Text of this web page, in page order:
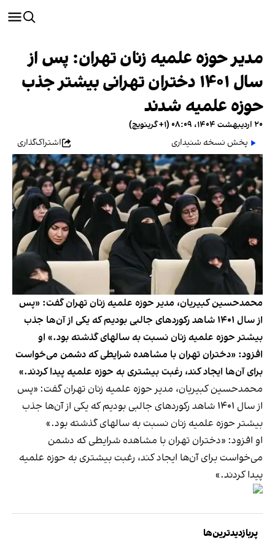
مدیر حوزه علمیه زنان تهران: پس از
سال ۱۴۰۱ دختران تهرانی بیشتر جذب
حوزه علمیه شدند
۲۰ اردیبهشت ۱۴۰۴، ۰۸:۰۹ (‎+۱ گرینویچ)
پخش نسخه شنیداری
اشتراک‌گذاری
محمدحسین کبیریان، مدیر حوزه علمیه زنان تهران گفت: «پس
از سال ۱۴۰۱ شاهد رکوردهای جالبی بودیم که یکی از آن‌ها جذب
بیشتر حوزه علمیه زنان نسبت به سالهای گذشته بود.» او
افزود: «دختران تهران با مشاهده شرایطی که دشمن می‌خواست
برای آن‌ها ایجاد کند، رغبت بیشتری به حوزه علمیه پیدا کردند.»
محمدحسین کبیریان، مدیر حوزه علمیه زنان تهران گفت: «پس
از سال ۱۴۰۱ شاهد رکوردهای جالبی بودیم که یکی از آن‌ها جذب
بیشتر حوزه علمیه زنان نسبت به سالهای گذشته بود.»
او افزود: «دختران تهران با مشاهده شرایطی که دشمن
می‌خواست برای آن‌ها ایجاد کند، رغبت بیشتری به حوزه علمیه
پیدا کردند.»
پربازدیدترین‌ها